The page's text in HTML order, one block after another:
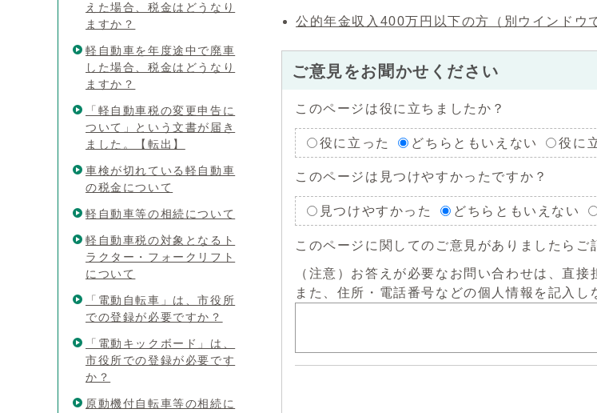
公的年金収入400万円以下の方 （別ウインドウ
ご意見をお聞かせください
このページは役に立ちましたか？
役に立った どちらともいえない 役に
このページは見つけやすかったですか？
見つけやすかった どちらともいえない
このページに関してのご意見がありましたらご
（注意）お答えが必要なお問い合わせは、直
また、住所・電話番号などの個人情報を記入し
えた場合、税金はどうなり
ますか？
軽自動車を年度途中で廃車
した場合、税金はどうなり
ますか？
「軽自動車税の変更申告に
ついて」という文書が届き
ました。【転出】
車検が切れている軽自動車
の税金について
軽自動車等の相続について
軽自動車税の対象となるト
ラクター・フォークリフト
について
「電動自転車」は、市役所
での登録が必要ですか？
「電動キックボード」は、
市役所での登録が必要です
か？
原動機付自転車等の相続に